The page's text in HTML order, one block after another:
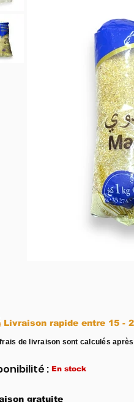
Livraison
de livraison sont calculés
: En stock
gratuite